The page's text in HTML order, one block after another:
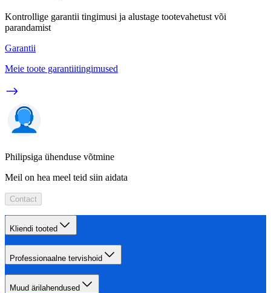
Kontrollige garantii tingimusi ja alustage tootevahetust või
parandamist
Garantii
Meie toote garantiitingimused
Philipsiga ühenduse võtmine
Meil on hea meel teid siin aidata
Contact
Kliendi tooted
Professionaalne tervishoid
Muud ärilahendused